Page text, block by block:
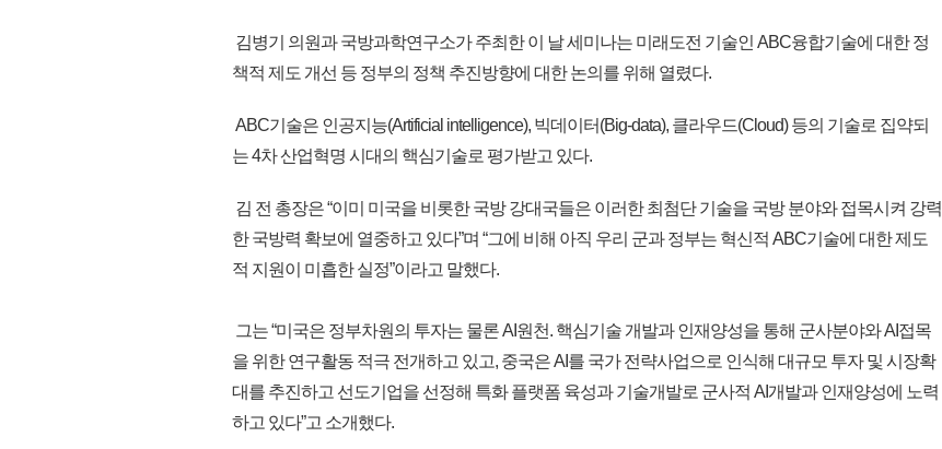
김병기 의원과 국방과학연구소가 주최한 이 날 세미나는 미래도전 기술인 ABC융합기술에 대한 정
책적 제도 개선 등 정부의 정책 추진방향에 대한 논의를 위해 열렸다.
ABC기술은 인공지능(Artificial intelligence), 빅데이터(Big-data), 클라우드(Cloud) 등의 기술로 집약되
는 4차 산업혁명 시대의 핵심기술로 평가받고 있다.
김 전 총장은 “이미 미국을 비롯한 국방 강대국들은 이러한 최첨단 기술을 국방 분야와 접목시켜 강력
한 국방력 확보에 열중하고 있다”며 “그에 비해 아직 우리 군과 정부는 혁신적 ABC기술에 대한 제도
적 지원이 미흡한 실정”이라고 말했다.
그는 “미국은 정부차원의 투자는 물론 AI원천. 핵심기술 개발과 인재양성을 통해 군사분야와 AI접목
을 위한 연구활동 적극 전개하고 있고, 중국은 AI를 국가 전략사업으로 인식해 대규모 투자 및 시장확
대를 추진하고 선도기업을 선정해 특화 플랫폼 육성과 기술개발로 군사적 AI개발과 인재양성에 노력
하고 있다”고 소개했다.